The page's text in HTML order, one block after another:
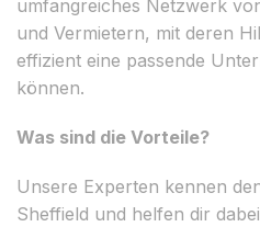
umfangreiches Netzwerk
und Vermietern, mit deren
effizient eine passende
können.
Was sind die Vorteile?
Unsere Experten kennen
Sheffield und helfen dir